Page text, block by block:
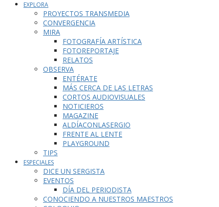
EXPLORA
PROYECTOS TRANSMEDIA
CONVERGENCIA
MIRA
FOTOGRAFÍA ARTÍSTICA
FOTOREPORTAJE
RELATOS
OBSERVA
ENTÉRATE
MÁS CERCA DE LAS LETRAS
CORTOS AUDIOVISUALES
NOTICIEROS
MAGAZINE
ALDÍACONLASERGIO
FRENTE AL LENTE
PLAYGROUND
TIPS
ESPECIALES
DICE UN SERGISTA
EVENTOS
DÍA DEL PERIODISTA
CONOCIENDO A NUESTROS MAESTROS